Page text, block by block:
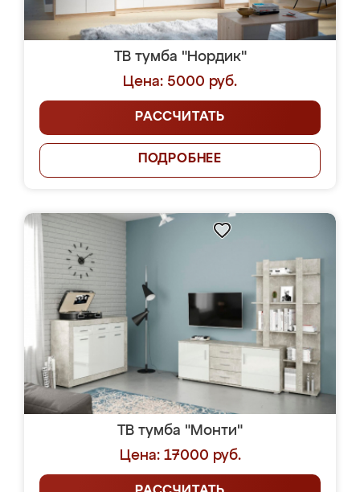
ТВ тумба "Нордик"
Цена: 5000 руб.
РАССЧИТАТЬ
ПОДРОБНЕЕ
ТВ тумба "Монти"
Цена: 17000 руб.